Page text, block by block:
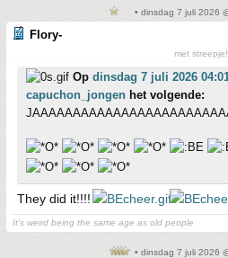
• dinsdag 7 juli 2026
Flory-
met streepje!
Op dinsdag 7 juli 2026
capuchon_jongen het volgende:
They did it!!!!
It's weird being the same age as old people
• dinsdag 7 juli 2026